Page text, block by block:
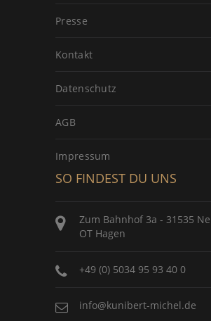
Presse
Kontakt
Datenschutz
AGB
Impressum
SO FINDEST DU UNS
Zum Bahnhof 3a - 31535
OT Hagen
+49 (0) 5034 95 93 40 0
info@kunibert-michel.de